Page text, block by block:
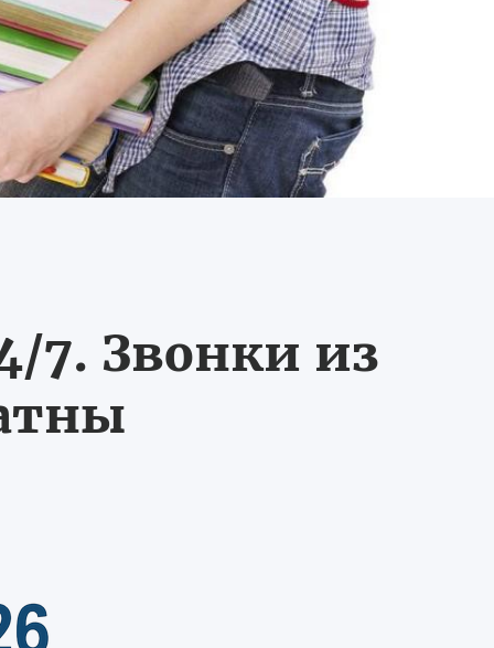
7. Звонки из